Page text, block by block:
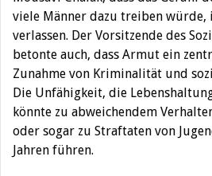
viele Männer dazu treiben würde,
verlassen. Der Vorsitzende des
betonte auch, dass Armut ein
Zunahme von Kriminalität und
Die Unfähigkeit, die
könnte zu abweichendem
oder sogar zu Straftaten von
Jahren führen.